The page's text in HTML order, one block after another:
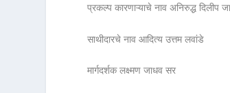
प्रकल्प कारणाऱ्याचे नाव अनिरुद्ध दिलीप
साथीदारचे नाव आदित्य उत्तम लवांडे
मार्गदर्शक लक्ष्मण जाधव सर